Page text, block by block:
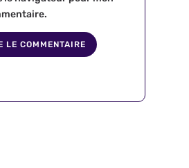
LE COMMENTAIRE